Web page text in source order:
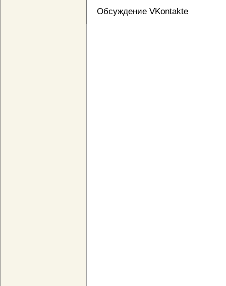
Обсуждение VKontakte